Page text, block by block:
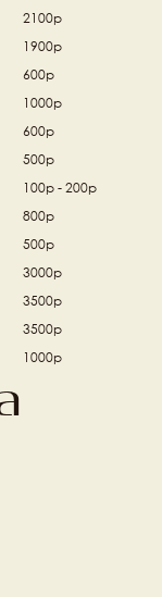
2100р
1900р
600р
1000р
600р
500р
100р - 200р
800р
500р
3000р
3500р
3500р
1000р